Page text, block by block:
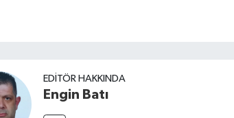
EDITÖR HAKKINDA
Engin Batı